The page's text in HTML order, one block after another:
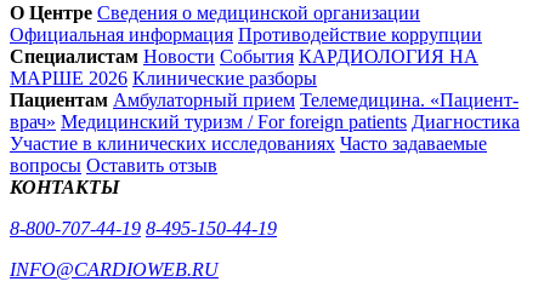
О Центре Сведения о медицинской организации
Официальная информация Противодействие коррупции
Специалистам Новости События КАРДИОЛОГИЯ НА
МАРШЕ 2026 Клинические разборы
Пациентам Амбулаторный прием Телемедицина. «Пациент-
врач» Медицинский туризм / For foreign patients Диагностика
Участие в клинических исследованиях Часто задаваемые
вопросы Оставить отзыв
КОНТАКТЫ
8-800-707-44-19 8-495-150-44-19
INFO@CARDIOWEB.RU